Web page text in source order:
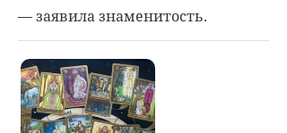
— заявила знаменитость.